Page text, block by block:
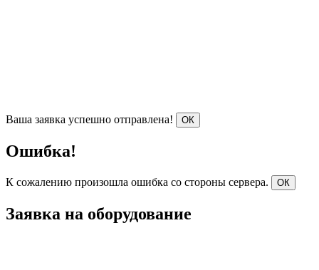
Ваша заявка успешно отправлена! ОК
Ошибка!
К сожалению произошла ошибка со стороны сервера. ОК
Заявка на оборудование